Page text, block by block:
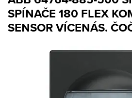
SPÍNAČE 180 FLEX
SENSOR VÍCENÁS.